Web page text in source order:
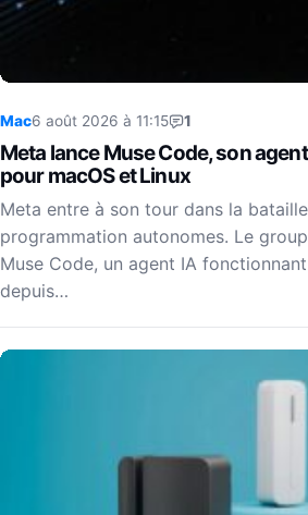
Mac6 août 2026 à 11:15 1
Meta lance Muse Code, son
pour macOS et Linux
Meta entre à son tour dans la
programmation autonomes. Le
Muse Code, un agent IA
depuis…